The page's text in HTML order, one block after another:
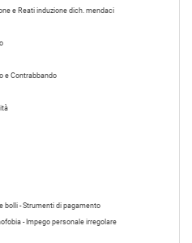
e Reati induzione dich. mendaci
e Contrabbando
bolli - Strumenti di pagamento
- Impego personale irregolare